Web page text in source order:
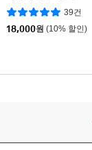
39건
18,000원 (10% 할인)